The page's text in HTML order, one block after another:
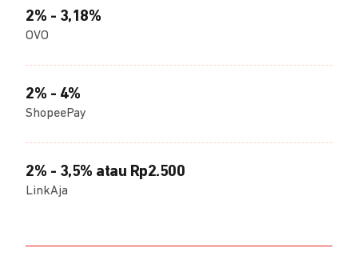
2% - 3,18%
OVO
2% - 4%
ShopeePay
2% - 3,5% atau Rp2.500
LinkAja